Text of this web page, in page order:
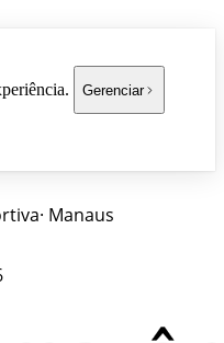
Gerenciar
· Manaus